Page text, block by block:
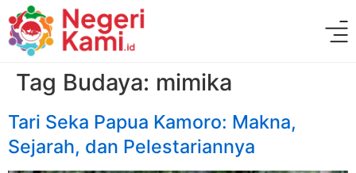
Tag Budaya: mimika
Tari Seka Papua Kamoro: Makna,
Sejarah, dan Pelestariannya